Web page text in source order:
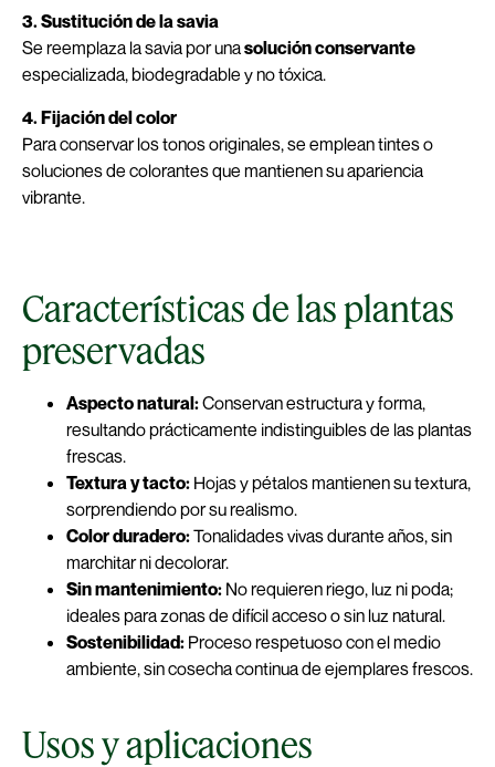
3. Sustitución de la savia
Se reemplaza la savia por unasolución conservante
especializada, biodegradable y no tóxica.
4. Fijación del color
Para conservar los tonos originales, se emplean tintes o
soluciones de colorantes que mantienen su apariencia
vibrante.
Características de las plantas
preservadas
Aspecto natural:Conservan estructura y forma,
resultando prácticamente indistinguibles de las plantas
frescas.
Textura y tacto: Hojas y pétalos mantienen su textura,
sorprendiendo por su realismo.
Color duradero:Tonalidades vivas durante años, sin
marchitar ni decolorar.
Sin mantenimiento: No requieren riego, luz ni poda;
ideales para zonas de difícil acceso o sin luz natural.
Sostenibilidad: Proceso respetuoso con el medio
ambiente, sin cosecha continua de ejemplares frescos.
Usos y aplicaciones